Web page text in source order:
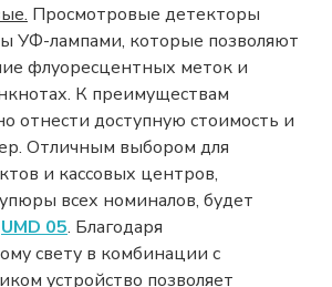
Просмотровые детекторы
УФ-лампами, которые позволяют
флуоресцентных меток и
К преимуществам
отнести доступную стоимость и
Отличным выбором для
и кассовых центров,
всех номиналов, будет
UMD 05. Благодаря
свету в комбинации с
устройство позволяет